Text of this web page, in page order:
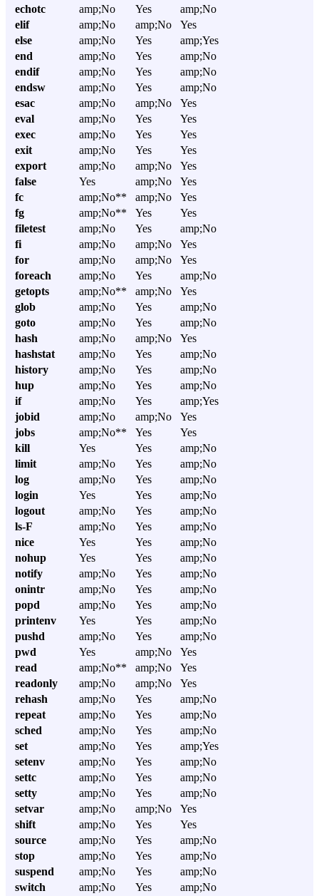
echotc amp;No Yes
amp;No
elif
amp;No amp;No
Yes
else
amp;No Yes
amp;Yes
end
amp;No Yes
amp;No
endif
amp;No Yes
amp;No
endsw
amp;No Yes
amp;No
esac
amp;No amp;No
Yes
eval
amp;No Yes
Yes
exec
amp;No Yes
Yes
exit
amp;No Yes
Yes
export
amp;No amp;No
Yes
false
Yes amp;No
Yes
fc
amp;No** amp;No
Yes
fg
amp;No** Yes
Yes
filetest
amp;No Yes
amp;No
fi
amp;No amp;No
Yes
for
amp;No amp;No
Yes
foreach
amp;No Yes
amp;No
getopts
amp;No** amp;No
Yes
glob
amp;No Yes
amp;No
goto
amp;No Yes
amp;No
hash
amp;No amp;No
Yes
hashstat
amp;No Yes
amp;No
history
amp;No Yes
amp;No
hup
amp;No Yes
amp;No
if
amp;No Yes
amp;Yes
jobid
amp;No amp;No
Yes
jobs
amp;No** Yes
Yes
kill
Yes Yes
amp;No
limit
amp;No Yes
amp;No
log
amp;No Yes
amp;No
login
Yes Yes
amp;No
logout
amp;No Yes
amp;No
ls-F
amp;No Yes
amp;No
nice
Yes Yes
amp;No
nohup
Yes Yes
amp;No
notify
amp;No Yes
amp;No
onintr
amp;No Yes
amp;No
popd
amp;No Yes
amp;No
printenv
Yes Yes
amp;No
pushd
amp;No Yes
amp;No
pwd
Yes amp;No
Yes
read
amp;No** amp;No
Yes
readonly
amp;No amp;No
Yes
rehash
amp;No Yes
amp;No
repeat
amp;No Yes
amp;No
sched
amp;No Yes
amp;No
set
amp;No Yes
amp;Yes
setenv
amp;No Yes
amp;No
settc
amp;No Yes
amp;No
setty
amp;No Yes
amp;No
setvar
amp;No amp;No
Yes
shift
amp;No Yes
Yes
source
amp;No Yes
amp;No
stop
amp;No Yes
amp;No
suspend
amp;No Yes
amp;No
switch
amp;No Yes
amp;No